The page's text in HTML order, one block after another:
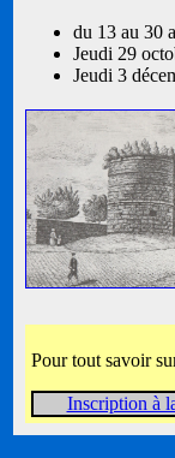
du 13 au 30
Jeudi 29
Jeudi 3
Pour tout savoir
Inscription à